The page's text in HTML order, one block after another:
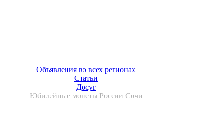
Объявления во всех регионах
Статьи
Досуг
Юбилейные монеты России Сочи